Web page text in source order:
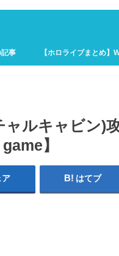
事 【ホロライブまとめ】
ルキャビン)
】
ア はてブ